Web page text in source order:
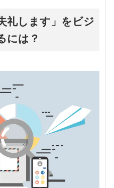
礼します」をビジ
には？